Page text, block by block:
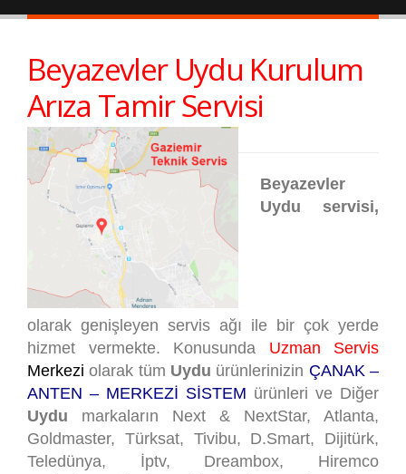
Beyazevler Uydu Kurulum
Arıza Tamir Servisi
Beyazevler
Uydu servisi,
olarak genişleyen servis ağı ile bir çok yerde
hizmet vermekte. Konusunda Uzman Servis
Merkezi olarak tüm Uydu ürünlerinizin ÇANAK –
ANTEN – MERKEZİ SİSTEM ürünleri ve Diğer
Uydu markaların Next & NextStar, Atlanta,
Goldmaster, Türksat, Tivibu, D.Smart, Dijitürk,
Teledünya, İptv, Dreambox, Hiremco